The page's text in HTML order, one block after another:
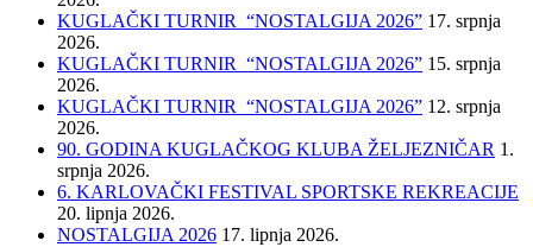
KUGLAČKI TURNIR “NOSTALGIJA 2026” 17. srpnja
2026.
KUGLAČKI TURNIR “NOSTALGIJA 2026” 15. srpnja
2026.
KUGLAČKI TURNIR “NOSTALGIJA 2026” 12. srpnja
2026.
90. GODINA KUGLAČKOG KLUBA ŽELJEZNIČAR 1.
srpnja 2026.
6. KARLOVAČKI FESTIVAL SPORTSKE REKREACIJE
20. lipnja 2026.
NOSTALGIJA 2026 17. lipnja 2026.